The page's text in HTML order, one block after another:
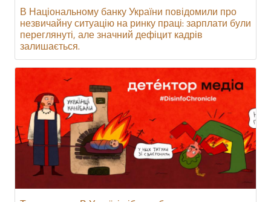
В Національному банку України повідомили про
незвичайну ситуацію на ринку праці: зарплати були
переглянуті, але значний дефіцит кадрів
залишається.